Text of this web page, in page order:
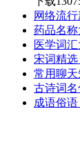
网络流行
药品名称
医学词
宋词精选
常用聊
古诗词名
成语俗语